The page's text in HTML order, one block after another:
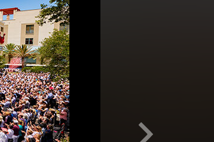
危険な環境に対する解決策
病気やけがのためのアシスト
高潔さと正直さ
結婚
感情のトーン・スケール
薬物に対する解決策